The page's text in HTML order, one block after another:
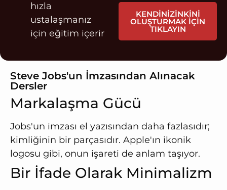
hızla
ustalaşmanız
için eğitim içerir
KENDINIZINKINI
OLUŞTURMAK İÇIN
TIKLAYIN
Steve Jobs'un İmzasından Alınacak
Dersler
Markalaşma Gücü
Jobs'un imzası el yazısından daha fazlasıdır;
kimliğinin bir parçasıdır. Apple'ın ikonik
logosu gibi, onun işareti de anlam taşıyor.
Bir İfade Olarak Minimalizm